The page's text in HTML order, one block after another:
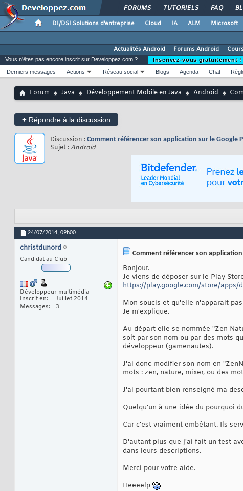
FORUMS TUTORIELS FAQ
DI/DSI Solutions d'entreprise Cloud IA ALM Microsoft
Actualités Android
Forums Android
Vous n'êtes pas encore inscrit sur Developpez.com ?
Inscrivez-vous gratuitement !
Derniers messages
Actions Réseau social Blogs Agenda Chat
Forum Java Développement Mobile en Java Android
+ Répondre à la discussion
Discussion : Comment référencer son application sur le Google
Sujet :Android
24/07/2014, 09h00
christdunord
Candidat au Club
Développeur multimédia
Inscrit en
Juillet 2014
Messages
3
Comment référencer son
Bonjour.
Je viens de déposer sur le Play
https://play.google.com/store/apps/
Mon soucis et qu'elle n'apparait
Je m'explique.
Au départ elle se nommée "Zen
soit par son nom ou par des mots
développeur (gamenautes).
J'ai donc modifier son nom en
mots : zen, nature, mixer, ou des
J'ai pourtant bien renseigné ma
Quelqu'un à une idée du pourquoi
Car c'est vraiment embêtant. Ils
D'autant plus que j'ai fait un test
dans leurs descriptions.
Merci pour votre aide.
Heeeelp